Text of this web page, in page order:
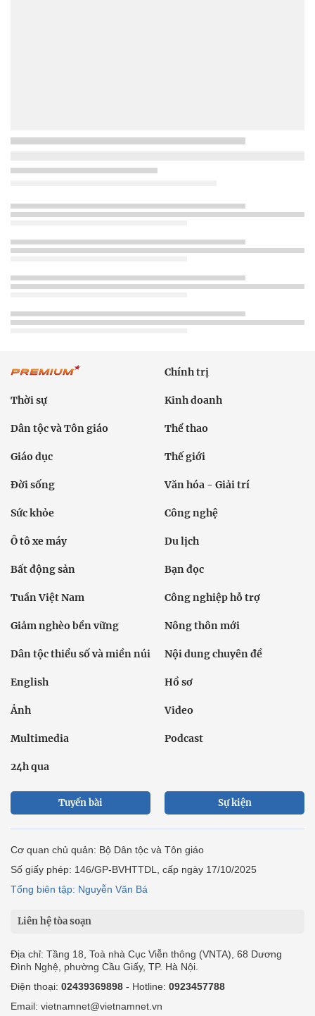
Chính trị
Thời sự Kinh doanh
Dân tộc và Tôn giáo Thể thao
Giáo dục Thế giới
Đời sống Văn hóa - Giải trí
Sức khỏe Công nghệ
Ô tô xe máy Du lịch
Bất động sản Bạn đọc
Tuần Việt Nam Công nghiệp hỗ trợ
Giảm nghèo bền vững Nông thôn mới
Dân tộc thiểu số và miền núi Nội dung chuyên đề
English Hồ sơ
Ảnh Video
Multimedia Podcast
24h qua
Tuyến bài Sự kiện
Cơ quan chủ quản: Bộ Dân tộc và Tôn giáo
Số giấy phép: 146/GP-BVHTTDL, cấp ngày 17/10/2025
Tổng biên tập: Nguyễn Văn Bá
Liên hệ tòa soạn
Địa chỉ: Tầng 18, Toà nhà Cục Viễn thông (VNTA), 68 Dương
Đình Nghệ, phường Cầu Giấy, TP. Hà Nội.
Điện thoại: 02439369898 - Hotline: 0923457788
Email: vietnamnet@vietnamnet.vn